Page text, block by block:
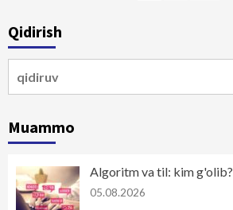
Qidirish
Muammo
Algoritm va til: kim g'olib?
05.08.2026